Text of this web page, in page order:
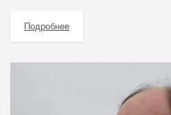
Подробнее